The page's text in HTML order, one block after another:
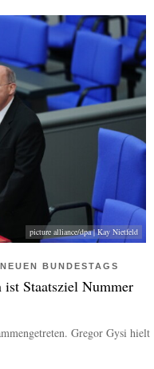
picture alliance/dpa | Kay Nietfeld
BUNDESTAGS
Staatsziel Nummer
Gregor Gysi hielt